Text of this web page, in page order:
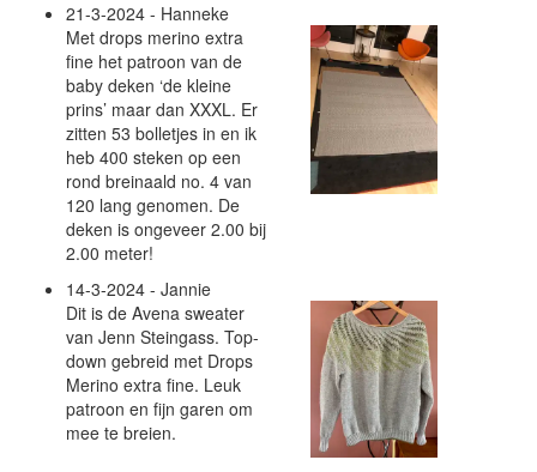
21-3-2024 - Hanneke
Met drops merino extra
fine het patroon van de
baby deken ‘de kleine
prins’ maar dan XXXL. Er
zitten 53 bolletjes in en ik
heb 400 steken op een
rond breinaald no. 4 van
120 lang genomen. De
deken is ongeveer 2.00 bij
2.00 meter!
14-3-2024 - Jannie
Dit is de Avena sweater
van Jenn Steingass. Top-
down gebreid met Drops
Merino extra fine. Leuk
patroon en fijn garen om
mee te breien.